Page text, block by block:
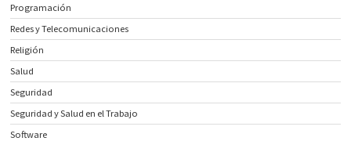
Programación
Redes y Telecomunicaciones
Religión
Salud
Seguridad
Seguridad y Salud en el Trabajo
Software